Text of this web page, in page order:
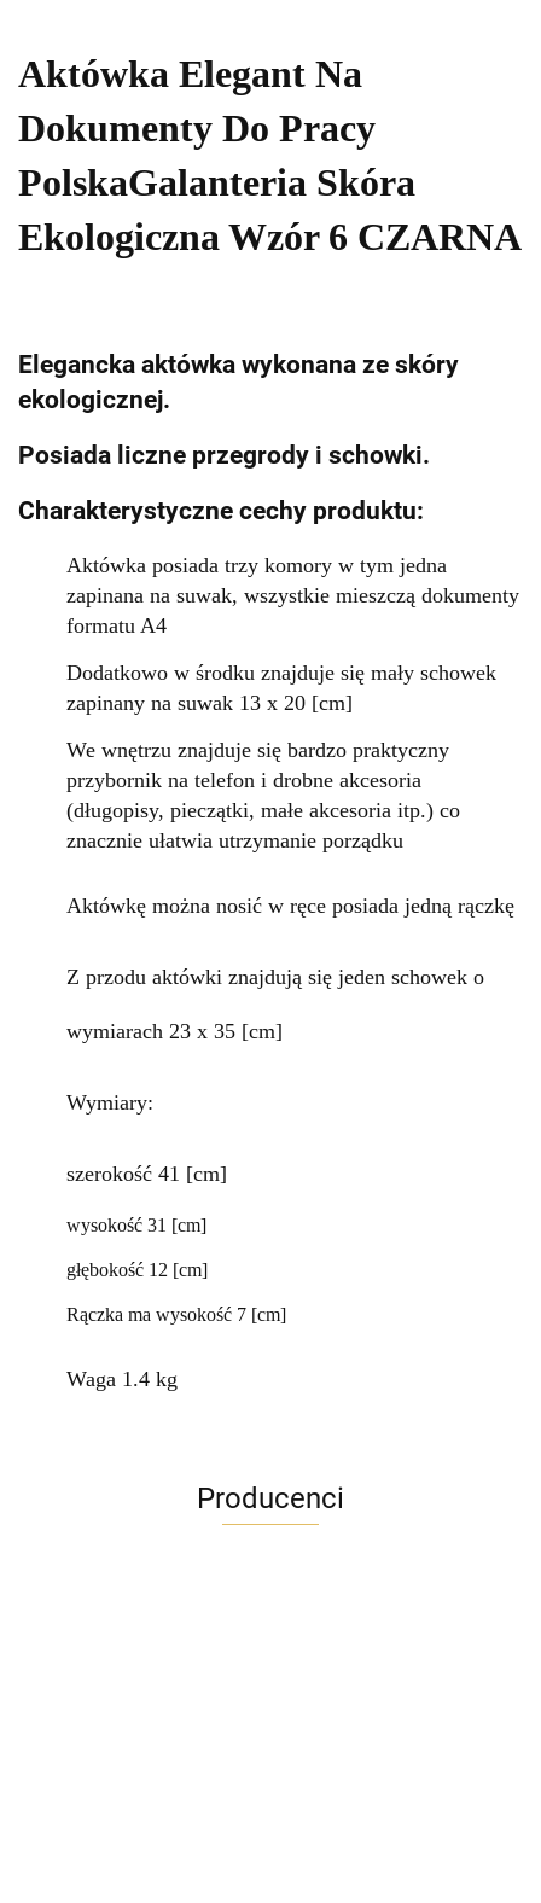
Aktówka Elegant Na
Dokumenty Do Pracy
PolskaGalanteria Skóra
Ekologiczna Wzór 6 CZARNA
Elegancka aktówka wykonana ze skóry
ekologicznej.
Posiada liczne przegrody i schowki.
Charakterystyczne cechy produktu:
Aktówka posiada trzy komory w tym jedna
zapinana na suwak, wszystkie mieszczą dokumenty
formatu A4
Dodatkowo w środku znajduje się mały schowek
zapinany na suwak 13 x 20 [cm]
We wnętrzu znajduje się bardzo praktyczny
przybornik na telefon i drobne akcesoria
(długopisy, pieczątki, małe akcesoria itp.) co
znacznie ułatwia utrzymanie porządku
Aktówkę można nosić w ręce posiada jedną rączkę
Z przodu aktówki znajdują się jeden schowek o
wymiarach 23 x 35 [cm]
Wymiary:
szerokość 41 [cm]
wysokość 31 [cm]
głębokość 12 [cm]
Rączka ma wysokość 7 [cm]
Waga 1.4 kg
Producenci